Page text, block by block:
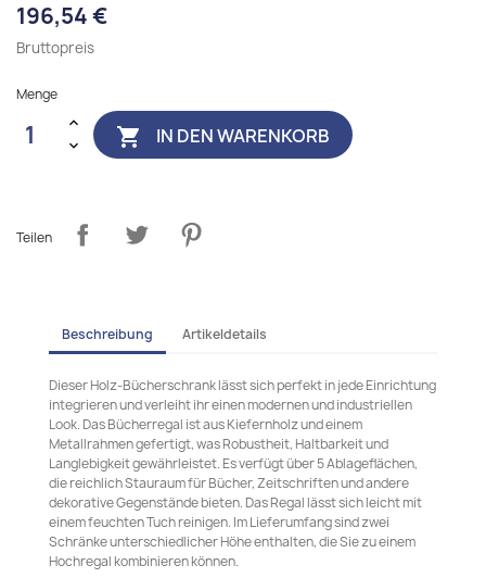
196,54 €
Bruttopreis
Menge
 IN DEN WARENKORB
Teilen
Beschreibung Artikeldetails
Dieser Holz-Bücherschrank lässt sich perfekt in jede Einrichtung
integrieren und verleiht ihr einen modernen und industriellen
Look. Das Bücherregal ist aus Kiefernholz und einem
Metallrahmen gefertigt, was Robustheit, Haltbarkeit und
Langlebigkeit gewährleistet. Es verfügt über 5 Ablageflächen,
die reichlich Stauraum für Bücher, Zeitschriften und andere
dekorative Gegenstände bieten. Das Regal lässt sich leicht mit
einem feuchten Tuch reinigen. Im Lieferumfang sind zwei
Schränke unterschiedlicher Höhe enthalten, die Sie zu einem
Hochregal kombinieren können.